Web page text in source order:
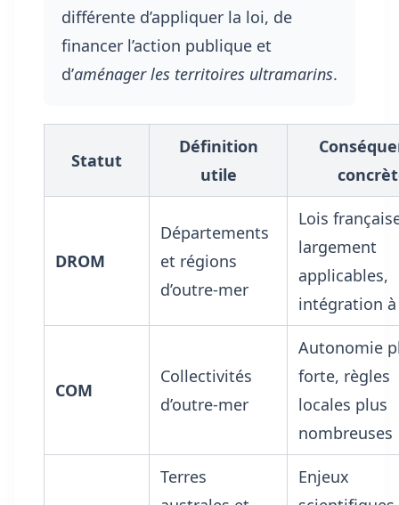
différente d’appliquer la loi, de
financer l’action publique et
d’aménager les territoires ultramarins.
Statut
Définition
utile
DROM
Départements
et régions
d’outre-mer
Lois
largement
applicables,
intégration à
COM
Collectivités
d’outre-mer
Autonomie
forte, règles
locales plus
nombreuses
Terres
Enjeux